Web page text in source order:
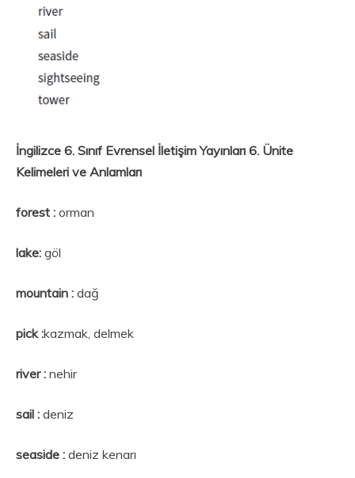
İngilizce 6. Sınıf Evrensel İletişim Yayınları 6. Ünite
Kelimeleri ve Anlamları
forest : orman
lake: göl
mountain : dağ
pick :kazmak, delmek
river : nehir
sail : deniz
seaside : deniz kenarı